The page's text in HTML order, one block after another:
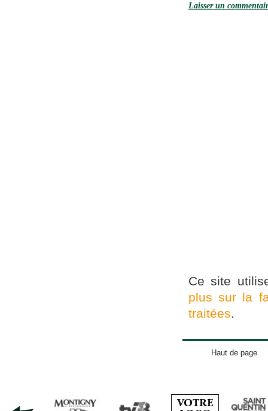
Laisser un
Ce site
plus sur la
traitées.
Haut de page